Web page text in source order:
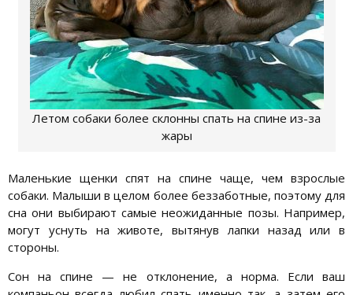
Летом собаки более склонны спать на спине из-за
жары
Маленькие щенки спят на спине чаще, чем взрослые
собаки. Малыши в целом более беззаботные, поэтому для
сна они выбирают самые неожиданные позы. Например,
могут уснуть на животе, вытянув лапки назад или в
стороны.
Сон на спине — не отклонение, а норма. Если ваш